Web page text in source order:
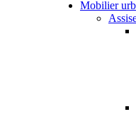
Mobilier